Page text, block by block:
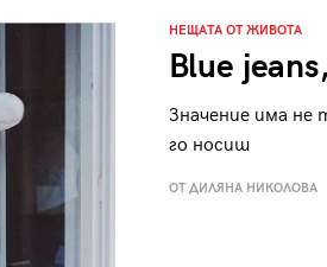
НЕЩАТА ОТ ЖИВОТА
Blue
Значение има не
го носиш
ОТ ДИЛЯНА НИКОЛОВА